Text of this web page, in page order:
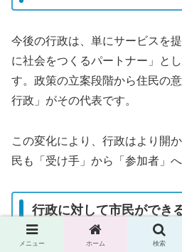
今後の行政は、単にサービスを
に社会をつくるパートナー」と
す。政策の立案段階から住民の
行政」がその代表です。
この変化により、行政はより開
民も「受け手」から「参加者」
行政に対して市民ができ
メニュー ホーム 検索